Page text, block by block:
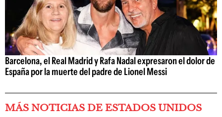
Barcelona, el Real Madrid y Rafa Nadal expresaron el dolor de
España por la muerte del padre de Lionel Messi
MÁS NOTICIAS DE ESTADOS UNIDOS